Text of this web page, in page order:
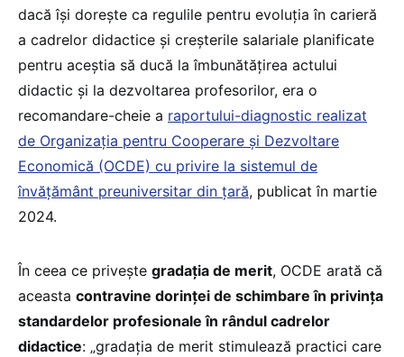
dacă își dorește ca regulile pentru evoluția în carieră
a cadrelor didactice și creșterile salariale planificate
pentru aceștia să ducă la îmbunătățirea actului
didactic și la dezvoltarea profesorilor, era o
recomandare-cheie a raportului-diagnostic realizat
de Organizația pentru Cooperare și Dezvoltare
Economică (OCDE) cu privire la sistemul de
învățământ preuniversitar din țară, publicat în martie
2024.
În ceea ce privește gradația de merit, OCDE arată că
aceasta contravine dorinței de schimbare în privința
standardelor profesionale în rândul cadrelor
didactice: „gradația de merit stimulează practici care